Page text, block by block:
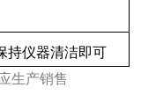
持仪器清洁即可
生产销售